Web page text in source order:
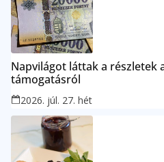
Napvilágot láttak a részletek
támogatásról
2026. júl. 27. hét